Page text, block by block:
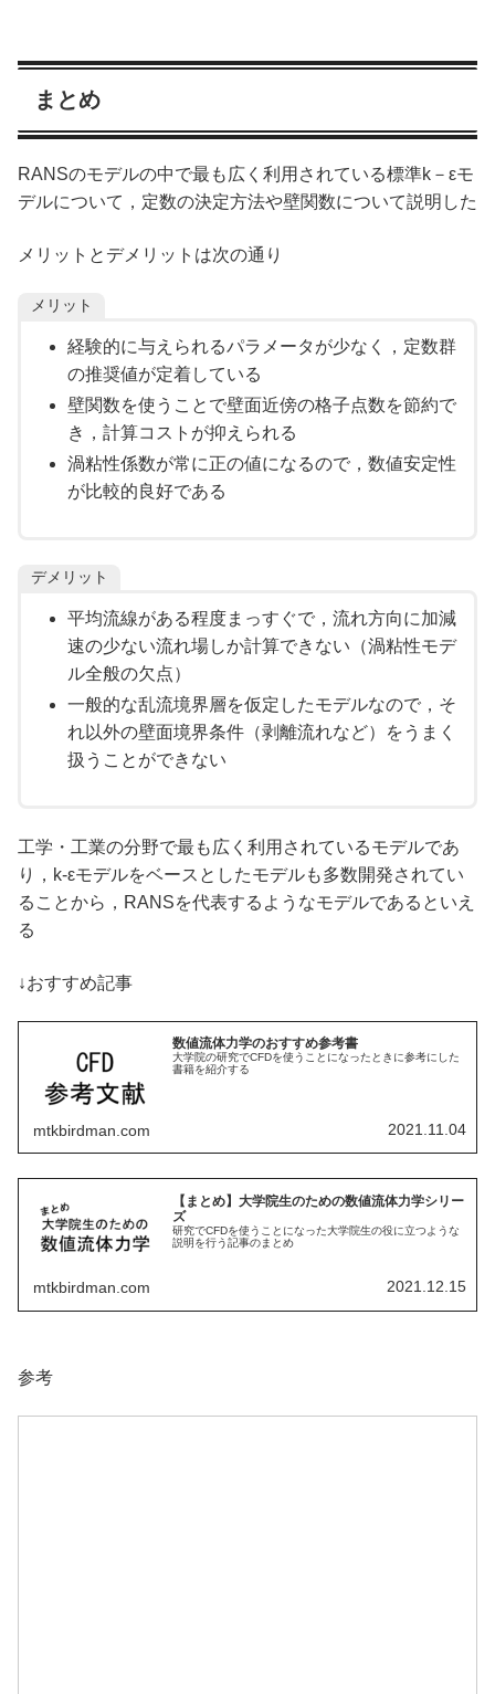
まとめ
RANSのモデルの中で最も広く利用されている標準k－εモ
デルについて，定数の決定方法や壁関数について説明した
メリットとデメリットは次の通り
メリット
経験的に与えられるパラメータが少なく，定数群
の推奨値が定着している
壁関数を使うことで壁面近傍の格子点数を節約で
き，計算コストが抑えられる
渦粘性係数が常に正の値になるので，数値安定性
が比較的良好である
デメリット
平均流線がある程度まっすぐで，流れ方向に加減
速の少ない流れ場しか計算できない（渦粘性モデ
ル全般の欠点）
一般的な乱流境界層を仮定したモデルなので，そ
れ以外の壁面境界条件（剥離流れなど）をうまく
扱うことができない
工学・工業の分野で最も広く利用されているモデルであ
り，k-εモデルをベースとしたモデルも多数開発されてい
ることから，RANSを代表するようなモデルであるといえ
る
↓おすすめ記事
数値流体力学のおすすめ参考書
大学院の研究でCFDを使うことになったときに参考にした
書籍を紹介する
mtkbirdman.com 2021.11.04
【まとめ】大学院生のための数値流体力学シリー
ズ
研究でCFDを使うことになった大学院生の役に立つような
説明を行う記事のまとめ
mtkbirdman.com 2021.12.15
参考